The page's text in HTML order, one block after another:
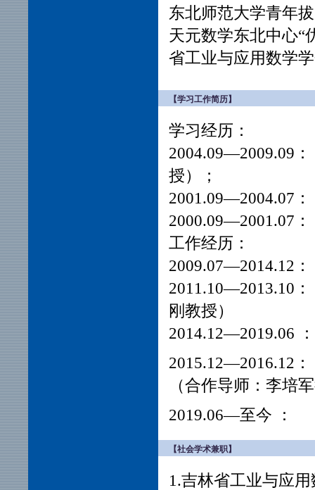
东北师范大学青年
天元数学东北中心“
省工业与应用数学
【学习工作简历】
学习经历：
2004.09—2009.09
授）；
2001.09—2004.07
2000.09—2001.07
工作经历：
2009.07—2014.12
刚教授）
2014.12—2019.06
（合作导师：李培
2019.06—至今 ：
【社会学术兼职】
1.吉林省工业与应